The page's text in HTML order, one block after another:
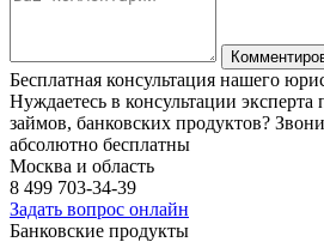
Бесплатная консультация нашего
Нуждаетесь в консультации эксперта
займов, банковских продуктов?
абсолютно бесплатны
Москва и область
8 499 703-34-39
Задать вопрос онлайн
Банковские продукты